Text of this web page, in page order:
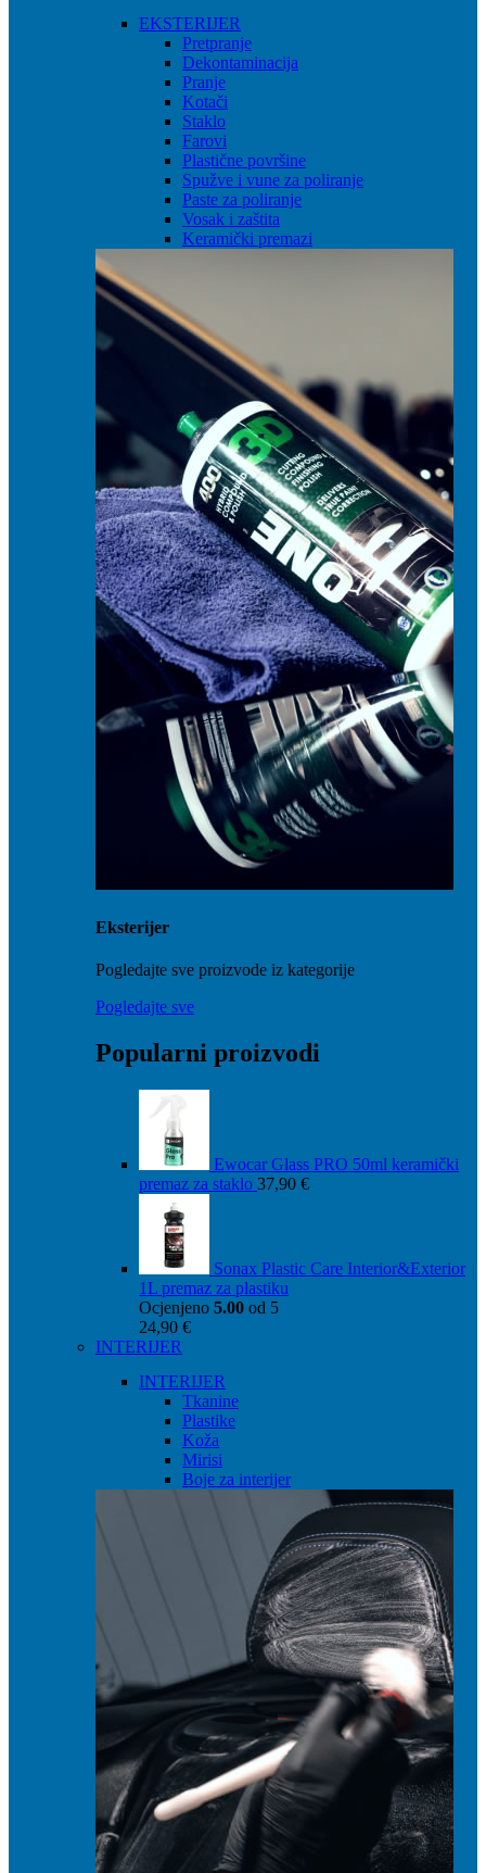
EKSTERIJER
Pretpranje
Dekontaminacija
Pranje
Kotači
Staklo
Farovi
Plastične površine
Spužve i vune za poliranje
Paste za poliranje
Vosak i zaštita
Keramički premazi
Eksterijer
Pogledajte sve proizvode iz kategorije
Pogledajte sve
Popularni proizvodi
Ewocar Glass PRO 50ml keramički
premaz za staklo 37,90 €
Sonax Plastic Care Interior&Exterior
1L premaz za plastiku
Ocjenjeno 5.00 od 5
24,90 €
INTERIJER
INTERIJER
Tkanine
Plastike
Koža
Mirisi
Boje za interijer